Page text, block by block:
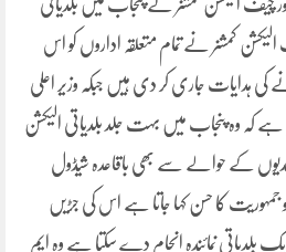
چیف الیکشن کمشنر نے پنجاب میں بلدیاتی
کمشنر نے تمام متعلقہ اداروں کو اس
ہدایات جاری کر دی ہیں جبکہ وزیر اعلی
ہے کہ وہ پنجاب میں بہت جلد بلدیاتی الیکشن
کے حوالے سے بھی باقاعدہ شیڈول
جمہوریت کا حسن کہا جاتا ہے اس کی جڑیں
بلدیاتی نمائندہ انجام دے سکتا ہے وہ ایم